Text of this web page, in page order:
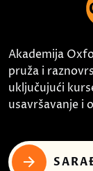
Akademija
pruža i
uključujući
usavršavanje i